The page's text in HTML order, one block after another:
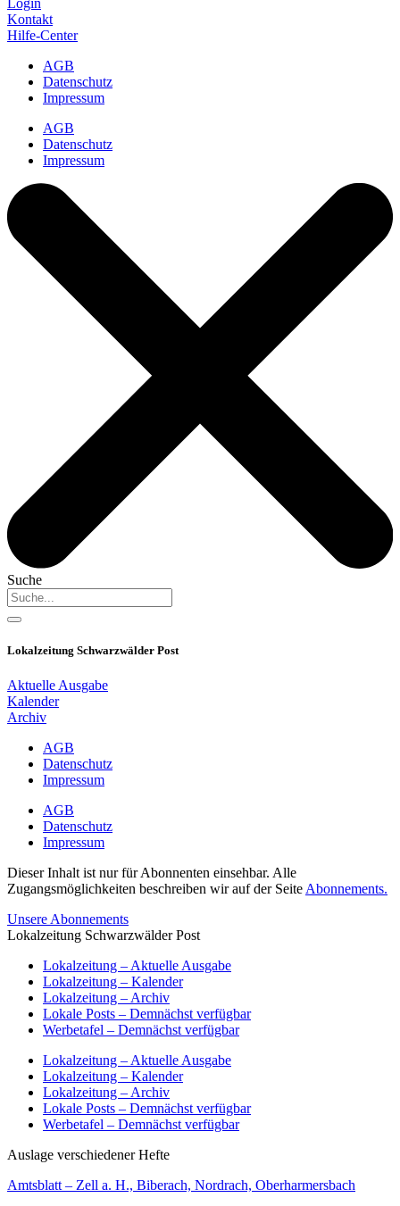
Login
Kontakt
Hilfe-Center
AGB
Datenschutz
Impressum
AGB
Datenschutz
Impressum
Suche
Lokalzeitung Schwarzwälder Post
Aktuelle Ausgabe
Kalender
Archiv
AGB
Datenschutz
Impressum
AGB
Datenschutz
Impressum
Dieser Inhalt ist nur für Abonnenten einsehbar. Alle
Zugangsmöglichkeiten beschreiben wir auf der Seite Abonnements.
Unsere Abonnements
Lokalzeitung Schwarzwälder Post
Lokalzeitung – Aktuelle Ausgabe
Lokalzeitung – Kalender
Lokalzeitung – Archiv
Lokale Posts – Demnächst verfügbar
Werbetafel – Demnächst verfügbar
Lokalzeitung – Aktuelle Ausgabe
Lokalzeitung – Kalender
Lokalzeitung – Archiv
Lokale Posts – Demnächst verfügbar
Werbetafel – Demnächst verfügbar
Auslage verschiedener Hefte
Amtsblatt – Zell a. H., Biberach, Nordrach, Oberharmersbach